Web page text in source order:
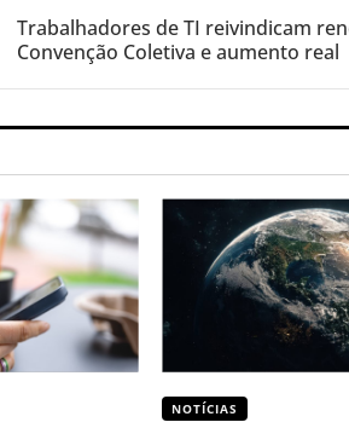
Trabalhadores de TI reivindicam
Convenção Coletiva e aumento real
NOTÍCIAS